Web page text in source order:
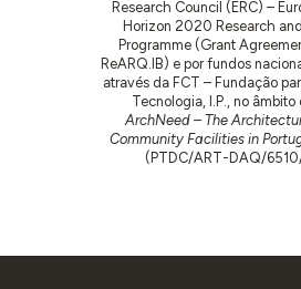
Research Council (ERC) –
Horizon 2020 Research
Programme (Grant
ReARQ.IB) e por fundos
através da FCT – Fundação
Tecnologia, I.P., no
ArchNeed – The
Community Facilities in
(PTDC/ART-DAQ/